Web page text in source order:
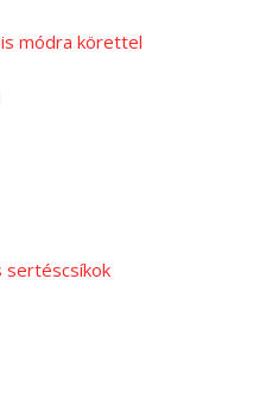
módra körettel
sertéscsíkok